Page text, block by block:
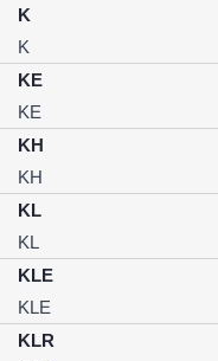
K
K
KE
KE
KH
KH
KL
KL
KLE
KLE
KLR